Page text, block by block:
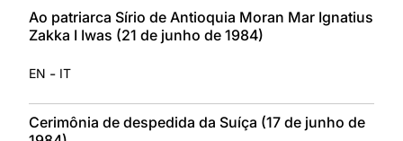
Ao patriarca Sírio de Antioquia Moran Mar Ignatius
Zakka I Iwas (21 de junho de 1984)
EN - IT
Cerimônia de despedida da Suíça (17 de junho de